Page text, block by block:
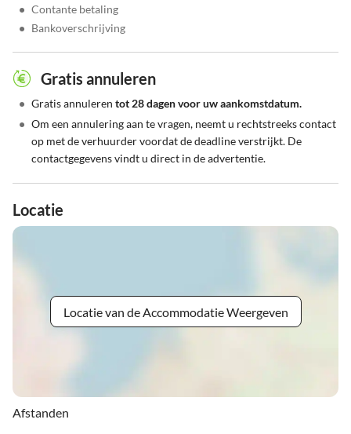
• Contante betaling
• Bankoverschrijving
Gratis annuleren
• Gratis annuleren tot 28 dagen voor uw aankomstdatum.
• Om een annulering aan te vragen, neemt u rechtstreeks contact
op met de verhuurder voordat de deadline verstrijkt. De
contactgegevens vindt u direct in de advertentie.
Locatie
Locatie van de Accommodatie Weergeven
Afstanden